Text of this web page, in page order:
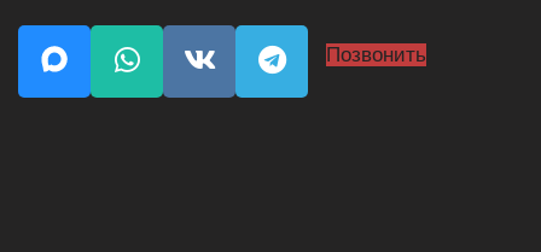
Позвонить